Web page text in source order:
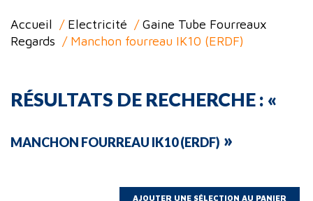
Accueil / Electricité /Gaine Tube Fourreaux
Regards / Manchon fourreau IK10 (ERDF)
RÉSULTATS DE RECHERCHE : «
MANCHON FOURREAU IK10 (ERDF) »